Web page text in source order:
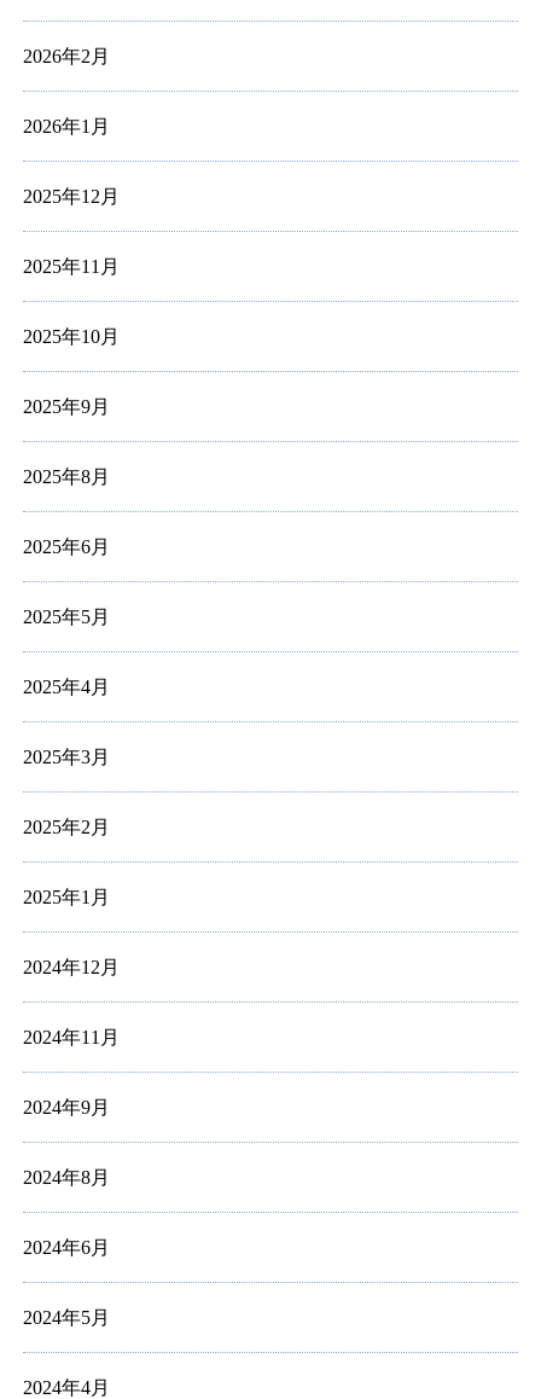
2026年2月
2026年1月
2025年12月
2025年11月
2025年10月
2025年9月
2025年8月
2025年6月
2025年5月
2025年4月
2025年3月
2025年2月
2025年1月
2024年12月
2024年11月
2024年9月
2024年8月
2024年6月
2024年5月
2024年4月